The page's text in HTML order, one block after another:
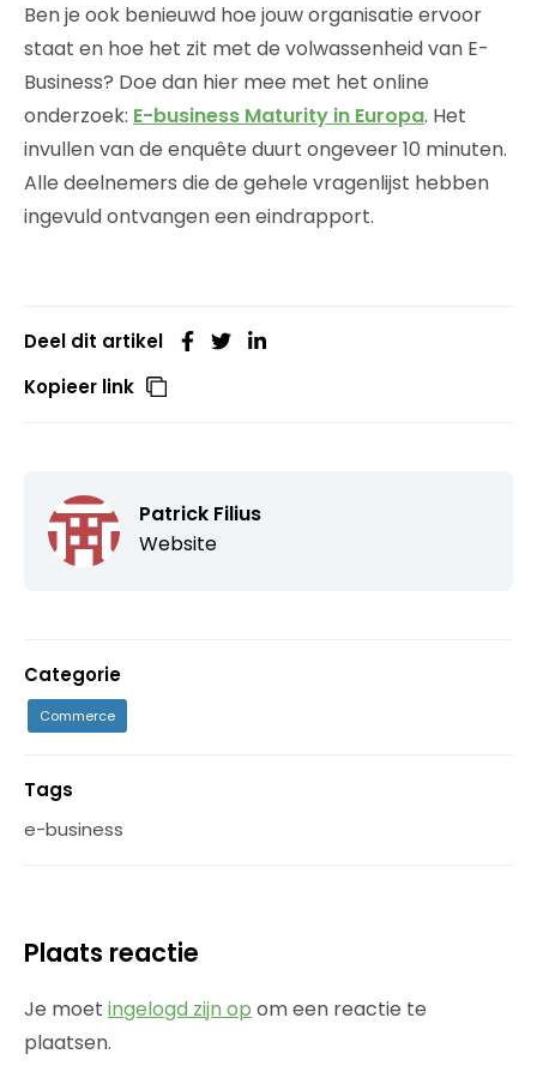
Ben je ook benieuwd hoe jouw organisatie ervoor
staat en hoe het zit met de volwassenheid van E-
Business? Doe dan hier mee met het online
onderzoek: E-business Maturity in Europa. Het
invullen van de enquête duurt ongeveer 10 minuten.
Alle deelnemers die de gehele vragenlijst hebben
ingevuld ontvangen een eindrapport.
Deel dit artikel
Kopieer link
Patrick Filius
Website
Categorie
Commerce
Tags
e-business
Plaats reactie
Je moet ingelogd zijn op om een reactie te
plaatsen.